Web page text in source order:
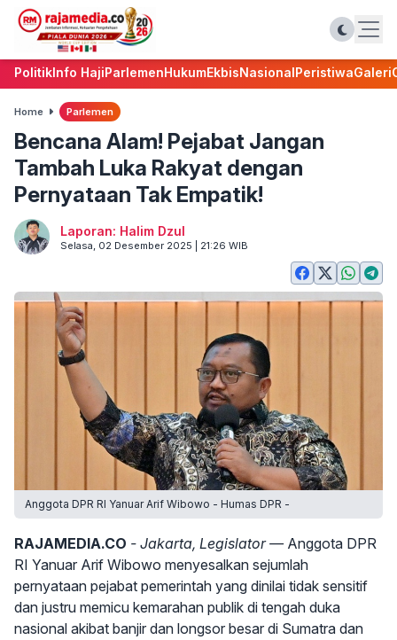
PolitikInfo HajiParlemenHukumEkbisNasionalPeristiwaGaleri
Home Parlemen
Bencana Alam! Pejabat Jangan
Tambah Luka Rakyat dengan
Pernyataan Tak Empatik!
Laporan: Halim Dzul
Selasa, 02 Desember 2025 | 21:26 WIB
Anggota DPR RI Yanuar Arif Wibowo - Humas DPR -
RAJAMEDIA.CO - Jakarta, Legislator —Anggota DPR
RI Yanuar Arif Wibowo menyesalkan sejumlah
pernyataan pejabat pemerintah yang dinilai tidak sensitif
dan justru memicu kemarahan publik di tengah duka
nasional akibat banjir dan longsor besar di Sumatra dan